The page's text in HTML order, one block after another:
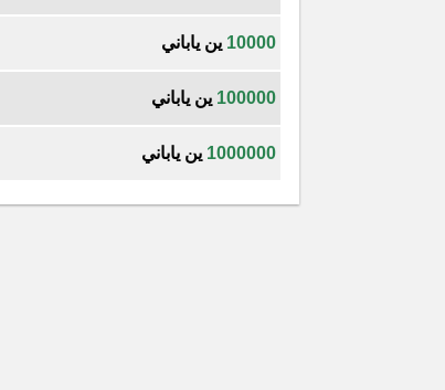
10000 ين ياباني
100000 ين ياباني
1000000 ين ياباني